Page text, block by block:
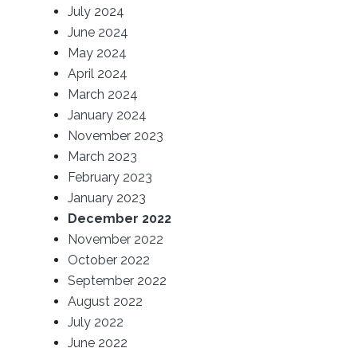
July 2024
June 2024
May 2024
April 2024
March 2024
January 2024
November 2023
March 2023
February 2023
January 2023
December 2022
November 2022
October 2022
September 2022
August 2022
July 2022
June 2022